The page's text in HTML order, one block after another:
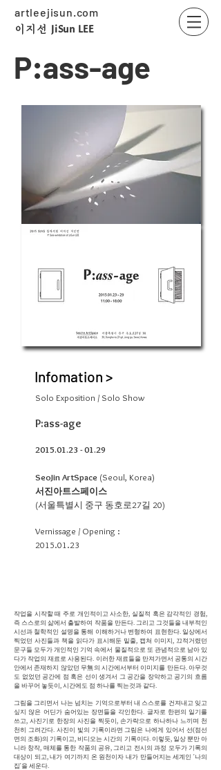
artleejisun.com
​이지선 JiSun LEE
P:ass-age
Infomation >
Solo Exposition / Solo Show
P:ass-age
2015.01.23 - 01.29
SeoJin ArtSpace (Seoul, Korea)
서진아트스페이스
(서울특별시 중구 동호로27길 20)
Vernissage / Opening :
2015.01.23
작업을 시작할 때 주로 개인적이고 사소한, 실질적 혹은 감각적인 경험,
즉 스스로의 삶에서 출발하여 작품을 만든다. 그리고 그것들을 내부적인
시선과 철학적인 설명을 통해 이해하거나 변형하여 표현한다. 일상에서
찍었던 사진들과 책을 읽다가 표시해둔 밑줄, 캡쳐 이미지, 끄적거렸던
문구들 모두가 개인적인 기억 속에서 물질적으로 또 관념적으로 남아 있
다가 작업의 재료로 사용된다. 이러한 재료들을 만져가면서 공통의 시간
안에서 존재하지 않았던 무無의 시간에서부터 이미지를 만든다. 아무것
도 없었던 공간에 점 혹은 선이 생겨서 그 공간을 장악하고 공기의 흐름
을 바꾸어 놓듯이, 시간에도 점 하나를 찍는것과 같다.
그림을 그리면서 나는 넘치는 기억으로부터 내 스스로를 건져내고 잊고
싶지 않은 어딘가 숨어있는 장면들을 각인한다. 글자로 한편의 일기를
쓰고, 사진기로 한장의 사진을 찍듯이, 손가락으로 하나하나 느끼며 천
천히 그려간다. 사진이 빛의 기록이라면 그림은 나에게 있어서 선(점선
면의 조화)의 기록이고, 비디오는 시간의 기록이다. 이렇듯, 일상 뿐만 아
니라 창작, 매체를 통한 작품의 공유, 그리고 전시의 과정 모두가 기록의
대상이 되고, 내가 여기까지 온 원천이자 내가 만들어지는 세계인 '나의
집'을 세운다.